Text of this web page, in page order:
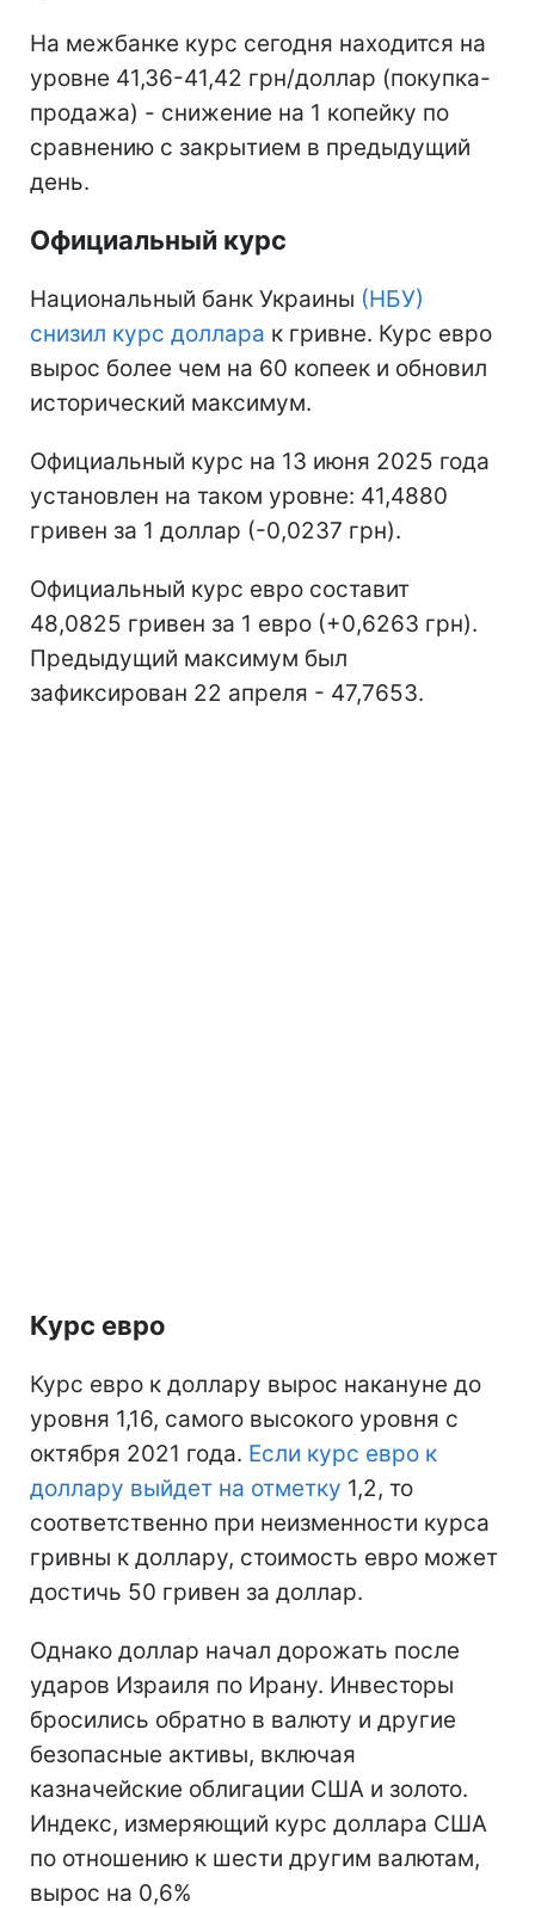
На межбанке курс сегодня находится на
уровне 41,36-41,42 грн/доллар (покупка-
продажа) - снижение на 1 копейку по
сравнению с закрытием в предыдущий
день.
Официальный курс
Национальный банк Украины (НБУ)
снизил курс доллара к гривне. Курс евро
вырос более чем на 60 копеек и обновил
исторический максимум.
Официальный курс на 13 июня 2025 года
установлен на таком уровне: 41,4880
гривен за 1 доллар (-0,0237 грн).
Официальный курс евро составит
48,0825 гривен за 1 евро (+0,6263 грн).
Предыдущий максимум был
зафиксирован 22 апреля - 47,7653.
Курс евро
Курс евро к доллару вырос накануне до
уровня 1,16, самого высокого уровня с
октября 2021 года. Если курс евро к
доллару выйдет на отметку 1,2, то
соответственно при неизменности курса
гривны к доллару, стоимость евро может
достичь 50 гривен за доллар.
Однако доллар начал дорожать после
ударов Израиля по Ирану. Инвесторы
бросились обратно в валюту и другие
безопасные активы, включая
казначейские облигации США и золото.
Индекс, измеряющий курс доллара США
по отношению к шести другим валютам,
вырос на 0,6%